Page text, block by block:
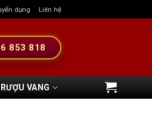
dụng Liên hệ
853 818
VANG